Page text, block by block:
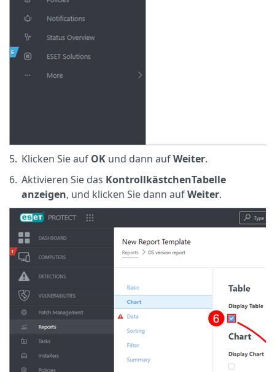
5. Klicken Sie auf OK und dann aufWeiter.
6. Aktivieren Sie das KontrollkästchenTabelle
anzeigen, und klicken Sie dann aufWeiter.